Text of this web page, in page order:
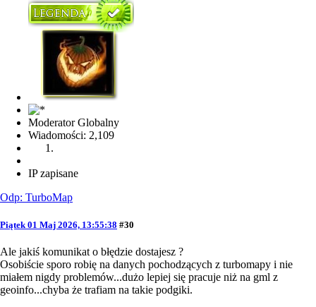
Moderator Globalny
Wiadomości: 2,109
IP zapisane
Odp: TurboMap
Piątek 01 Maj 2026, 13:55:38 #30
Ale jakiś komunikat o błędzie dostajesz ?
Osobiście sporo robię na danych pochodzących z turbomapy i nie
miałem nigdy problemów...dużo lepiej się pracuje niż na gml z
geoinfo...chyba że trafiam na takie podgiki.